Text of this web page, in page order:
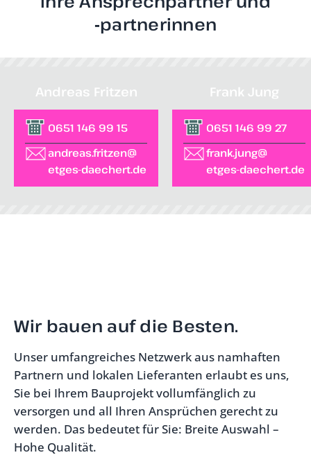
‑partnerinnen
Andreas Fritzen
0651 146 99 15
andreas.fritzen@
etges-daechert.de
Frank Jung
0651 146 99 27
frank.jung@
etges-daechert.de
Wir bauen auf die Besten.
Unser umfangreiches Netzwerk aus namhaften
Partnern und lokalen Lieferanten erlaubt es uns,
Sie bei Ihrem Bauprojekt vollumfänglich zu
versorgen und all Ihren Ansprüchen gerecht zu
werden. Das bedeutet für Sie: Breite Auswahl –
Hohe Qualität.